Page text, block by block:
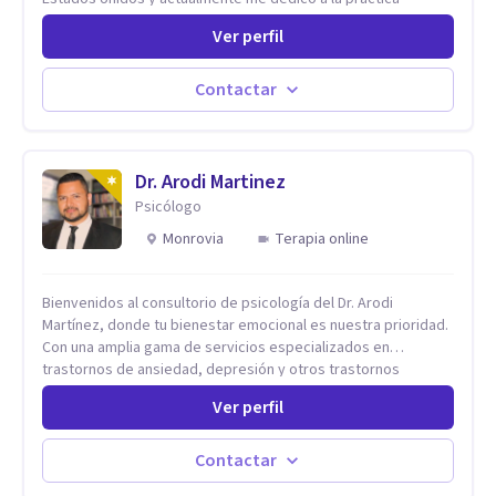
privada. Utilizo terapias cognitivas conductuales basadas en
evidencia científica con comprobados resultados. Los
objetivos terapéuticos están centrados en brindar
herramientas concretas para el cambio, que permitan
desarrollar nuevas habilidades y estrategias basadas en la
Ver perfil
Contactar
Dr. Arodi Martinez
Psicólogo
Monrovia
Terapia online
Bienvenidos al consultorio de psicología del Dr. Arodi
Martínez, donde tu bienestar emocional es nuestra prioridad.
Con una amplia gama de servicios especializados en
trastornos de ansiedad, depresión y otros trastornos
emocionales, estamos dedicados a ofrecerte el mejor
tratamiento para mejorar tu salud mental. En nuestro
consultorio, ofrecemos una variedad de terapias y
tratamientos diseñados para satisfacer tus necesidades
específicas: Terapia para Trastornos de Ansiedad y
Ver perfil
Contactar